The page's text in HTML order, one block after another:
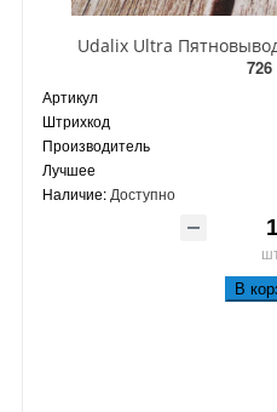
Udalix Ultra
Артикул
Штрихкод
Производитель
Лучшее
Наличие: Доступно
В